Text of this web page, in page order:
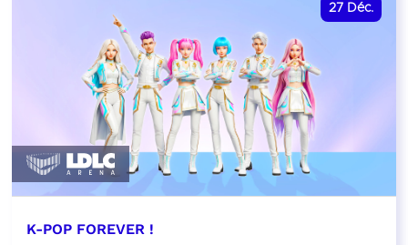
27 Déc.
K-POP FOREVER !